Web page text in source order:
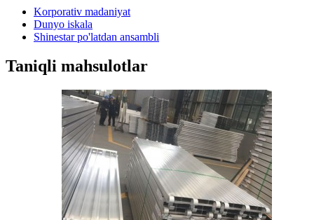
Korporativ madaniyat
Dunyo iskala
Shinestar po'latdan ansambli
Taniqli mahsulotlar